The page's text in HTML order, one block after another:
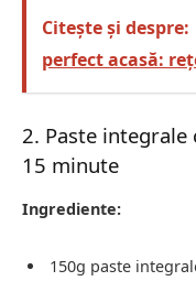
Citește și despre:
perfect acasă:
2. Paste integrale
15 minute
Ingrediente:
150g paste